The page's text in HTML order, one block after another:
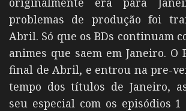
problemas de produção foi
Abril. Só que os BDs continuam
animes que saem em Janeiro. O
final de Abril, e entrou na pre-
tempo dos títulos de Janeiro,
seu especial com os episódios